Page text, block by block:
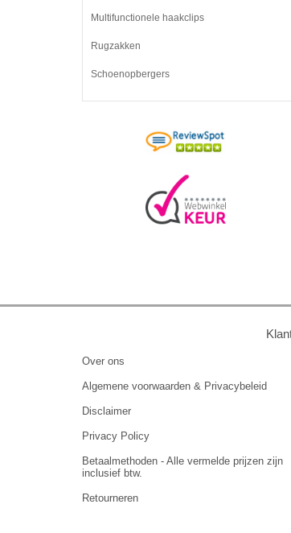
Multifunctionele haakclips
Rugzakken
Schoenopbergers
Over ons
Algemene voorwaarden & Privacybeleid
Disclaimer
Privacy Policy
Betaalmethoden - Alle vermelde prijzen zijn
inclusief btw.
Retourneren